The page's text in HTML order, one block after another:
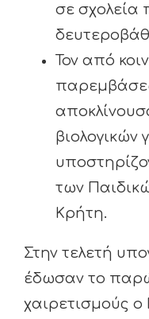
σε σχολεία
Τον από
βιολογικών
των
Κρήτη.
Στην τελετή
έδωσαν το
χαιρετισμούς